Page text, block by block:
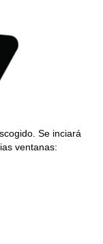
Se inciará
ventanas: